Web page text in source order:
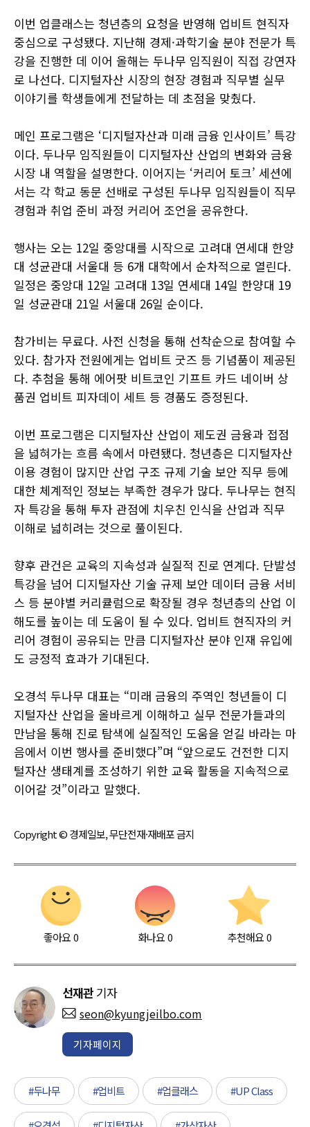
이번 업클래스는 청년층의 요청을 반영해 업비트 현직자
중심으로 구성됐다. 지난해 경제·과학기술 분야 전문가 특
강을 진행한 데 이어 올해는 두나무 임직원이 직접 강연자
로 나선다. 디지털자산 시장의 현장 경험과 직무별 실무
이야기를 학생들에게 전달하는 데 초점을 맞췄다.
메인 프로그램은 ‘디지털자산과 미래 금융 인사이트’ 특강
이다. 두나무 임직원들이 디지털자산 산업의 변화와 금융
시장 내 역할을 설명한다. 이어지는 ‘커리어 토크’ 세션에
서는 각 학교 동문 선배로 구성된 두나무 임직원들이 직무
경험과 취업 준비 과정 커리어 조언을 공유한다.
행사는 오는 12일 중앙대를 시작으로 고려대 연세대 한양
대 성균관대 서울대 등 6개 대학에서 순차적으로 열린다.
일정은 중앙대 12일 고려대 13일 연세대 14일 한양대 19
일 성균관대 21일 서울대 26일 순이다.
참가비는 무료다. 사전 신청을 통해 선착순으로 참여할 수
있다. 참가자 전원에게는 업비트 굿즈 등 기념품이 제공된
다. 추첨을 통해 에어팟 비트코인 기프트 카드 네이버 상
품권 업비트 피자데이 세트 등 경품도 증정된다.
이번 프로그램은 디지털자산 산업이 제도권 금융과 접점
을 넓혀가는 흐름 속에서 마련됐다. 청년층은 디지털자산
이용 경험이 많지만 산업 구조 규제 기술 보안 직무 등에
대한 체계적인 정보는 부족한 경우가 많다. 두나무는 현직
자 특강을 통해 투자 관점에 치우친 인식을 산업과 직무
이해로 넓히려는 것으로 풀이된다.
향후 관건은 교육의 지속성과 실질적 진로 연계다. 단발성
특강을 넘어 디지털자산 기술 규제 보안 데이터 금융 서비
스 등 분야별 커리큘럼으로 확장될 경우 청년층의 산업 이
해도를 높이는 데 도움이 될 수 있다. 업비트 현직자의 커
리어 경험이 공유되는 만큼 디지털자산 분야 인재 유입에
도 긍정적 효과가 기대된다.
오경석 두나무 대표는 “미래 금융의 주역인 청년들이 디
지털자산 산업을 올바르게 이해하고 실무 전문가들과의
만남을 통해 진로 탐색에 실질적인 도움을 얻길 바라는 마
음에서 이번 행사를 준비했다”며 “앞으로도 건전한 디지
털자산 생태계를 조성하기 위한 교육 활동을 지속적으로
이어갈 것”이라고 말했다.
Copyright © 경제일보, 무단전재·재배포 금지
좋아요0 화나요0 추천해요 0
선재관 기자
seon@kyungjeilbo.com
기자페이지
#두나무 #업비트 #업클래스 #UP Class